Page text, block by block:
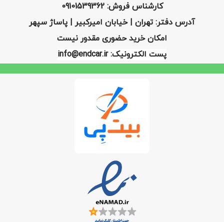
کارشناس فروش: 09101539362
آدرس دفتر: تهران | خیابان امیرکبیر | پاساژ سپهر
امکان خرید حضوری مقدور نیست
پست الکترونیک: info@endcar.ir